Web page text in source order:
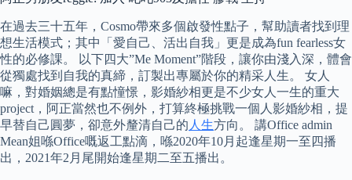
在過去三十五年，Cosmo帶來多個啟發性點子，幫助讀者找到理
想生活模式；其中「愛自己、活出自我」更是成為fun fearless女
性的必修課。 以下四大”Me Moment”階段，讓你由淺入深，體會
從獨處找到自我的真締，訂製出專屬於你的精采人生。 女人
嘛，對婚姻總是有點憧憬，影婚紗相更是不少女人一生的重大
project，阿正當然也不例外，打算終極挑戰一個人影婚紗相，提
早替自己圓夢，卻意外釐清自己的 人生方向。 講Office admin
Mean姐喺Office嘅返工點滴，喺2020年10月起逢星期一至四播
出，2021年2月尾開始逢星期二至五播出。